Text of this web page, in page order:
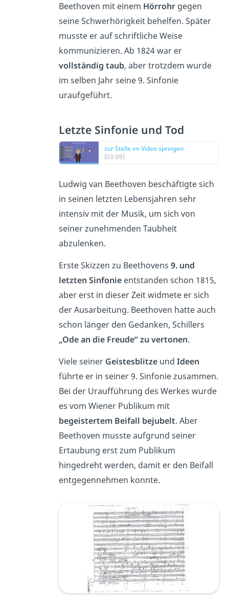
Beethoven mit einem Hörrohr gegen
seine Schwerhörigkeit behelfen. Später
musste er auf schriftliche Weise
kommunizieren. Ab 1824 war er
vollständig taub, aber trotzdem wurde
im selben Jahr seine 9. Sinfonie
uraufgeführt.
Letzte Sinfonie und Tod
zur Stelle im Video springen
(03:09)
Ludwig van Beethoven beschäftigte sich
in seinen letzten Lebensjahren sehr
intensiv mit der Musik, um sich von
seiner zunehmenden Taubheit
abzulenken.
Erste Skizzen zu Beethovens 9. und
letzten Sinfonie entstanden schon 1815,
aber erst in dieser Zeit widmete er sich
der Ausarbeitung. Beethoven hatte auch
schon länger den Gedanken, Schillers
„Ode an die Freude“ zu vertonen.
Viele seiner Geistesblitze und Ideen
führte er in seiner 9. Sinfonie zusammen.
Bei der Uraufführung des Werkes wurde
es vom Wiener Publikum mit
begeistertem Beifall bejubelt. Aber
Beethoven musste aufgrund seiner
Ertaubung erst zum Publikum
hingedreht werden, damit er den Beifall
entgegennehmen konnte.